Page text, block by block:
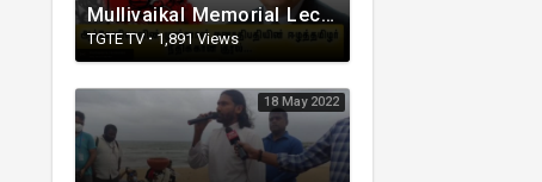
Mullivaikal Memorial LectureI May 18, 2022|முள்ளிவாய்க்கால் நினைவுப்பேருரை|Hon Mr Armen Sarkissian
TGTE TV · 1,891 Views
18 May 2022